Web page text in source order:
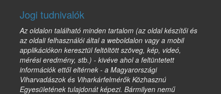
Jogi tudnivalók
Az oldalon található minden tartalom (az oldal készítői és
az oldali felhasználói által a weboldalon vagy a mobil
applikációkon keresztül feltöltött szöveg, kép, videó,
mérési eredmény, stb.) - kivéve ahol a feltüntetett
információk ettől eltérnek - a Magyarországi
Viharvadászok és Viharkárfelmérők Közhasznú
Egyesületének tulajdonát képezi. Bármilyen nemű